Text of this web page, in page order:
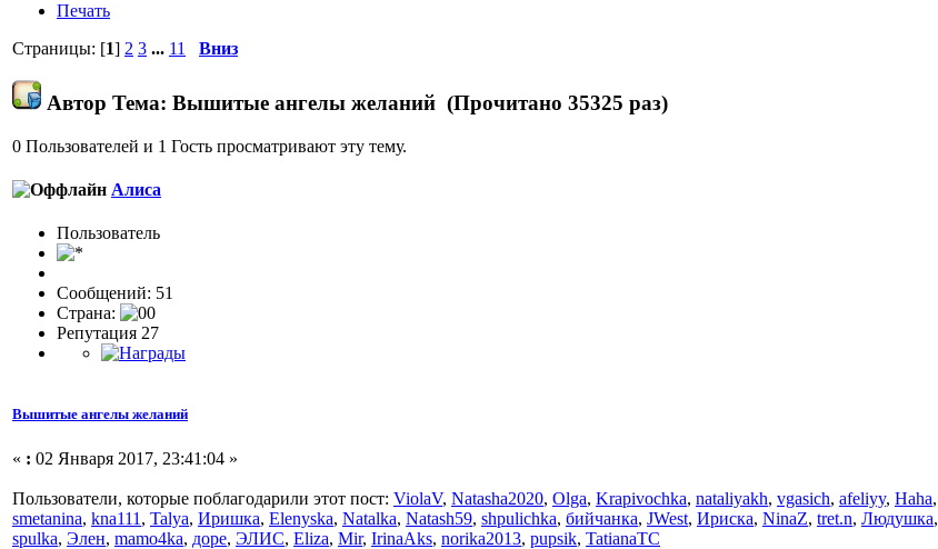
Печать
Страницы: [1] 2 3 ... 11 Вниз
Автор Тема: Вышитые ангелы желаний (Прочитано 35325 раз)
0 Пользователей и 1 Гость просматривают эту тему.
Алиса
Пользовaтeль
Сообщений: 51
Страна:
Репутация 27
Вышитые ангелы желаний
« : 02 Января 2017, 23:41:04 »
Пользователи, которые поблагодарили этот пост: ViolaV, Natasha2020, Olga, Krapivochka, nataliyakh, vgasich, afeliyy, Haha,
smetanina, kna111 , Talya, Иришка, Elenyska, Natalka, Natash59, shpulichka, бийчанка, JWest, Ириска, NinaZ, tret.n, Людушка,
spulka, Элен, mamo4ka, доре, ЭЛИС, Eliza, Mir, IrinaAks, norika2013, pupsik, TatianaTC